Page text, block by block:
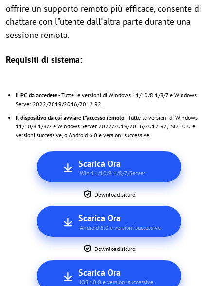
offrire un supporto remoto più efficace, consente di
chattare con l"utente dall"altra parte durante una
sessione remota.
Requisiti di sistema:
Il PC da accedere -Tutte le versioni di Windows 11/10/8.1/8/7 e Windows
Server 2022/2019/2016/2012 R2.
Il dispositivo da cui avviare l"accesso remoto -Tutte le versioni di Windows
11/10/8.1/8/7 e Windows Server 2022/2019/2016/2012 R2, iSO 10.0 e
versioni successive, o Android 6.0 e versioni successive.
Scarica Ora
Win 11/10/8.1/8/7/Server
Download sicuro
Scarica Ora
Android 6.0 e versioni successive
Download sicuro
Scarica Ora
iOS 10.0 e versioni successive